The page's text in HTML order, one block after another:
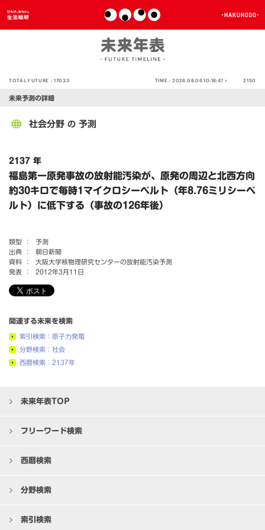
TOTAL FUTURE :17033 TIME :2026.08.06 10:18:47 > 2150
未来予測の詳細
社会分野 の 予測
2137 年
福島第一原発事故の放射能汚染が、原発の周辺と北西方向
約30キロで毎時1マイクロシーベルト（年8.76ミリシーベ
ルト）に低下する（事故の126年後）
類型 ：
予測
出典 ：
朝日新聞
資料 ：
大阪大学核物理研究センターの放射能汚染予測
発表 ：
2012年3月11日
関連する未来を検索
索引検索：原子力発電
分野検索：社会
西暦検索：2137年
未来年表TOP
フリーワード検索
西暦検索
分野検索
索引検索